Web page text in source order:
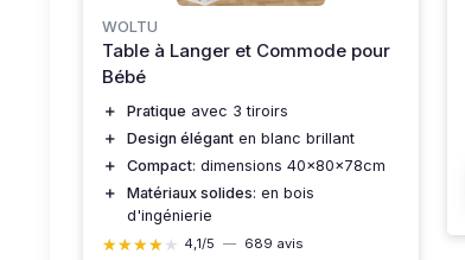
WOLTU
Table à Langer et Commode pour
Bébé
＋ Pratique avec 3 tiroirs
＋
Design élégant en blanc brillant
＋
Compact: dimensions 40x80x78cm
＋
Matériaux solides: en bois
d'ingénierie
★★★★★
★★★★★ 4,1/5 — 689 avis